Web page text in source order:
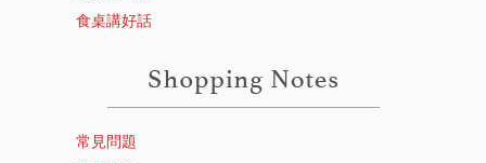
食桌講好話
常見問題